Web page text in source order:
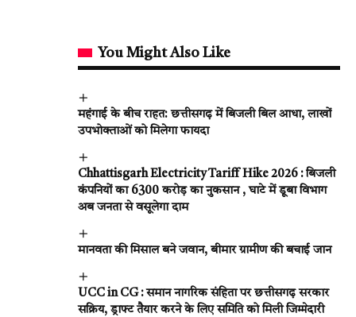
You Might Also Like
महंगाई के बीच राहत: छत्तीसगढ़ में बिजली बिल आधा, लाखों
उपभोक्ताओं को मिलेगा फायदा
Chhattisgarh Electricity Tariff Hike 2026 : बिजली
कंपनियों का 6300 करोड़ का नुकसान , घाटे में डूबा विभाग
अब जनता से वसूलेगा दाम
मानवता की मिसाल बने जवान, बीमार ग्रामीण की बचाई जान
UCC in CG : समान नागरिक संहिता पर छत्तीसगढ़ सरकार
सक्रिय, ड्राफ्ट तैयार करने के लिए समिति को मिली जिम्मेदारी